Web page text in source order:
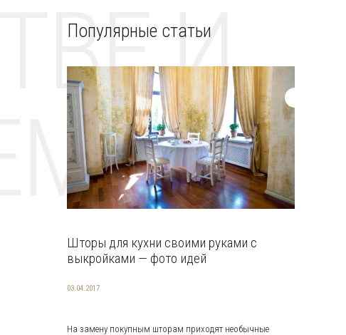
И
Популярные статьи
Шторы для кухни своими руками с
выкройками — фото идей
03.04.2017
На замену покупным шторам приходят необычные